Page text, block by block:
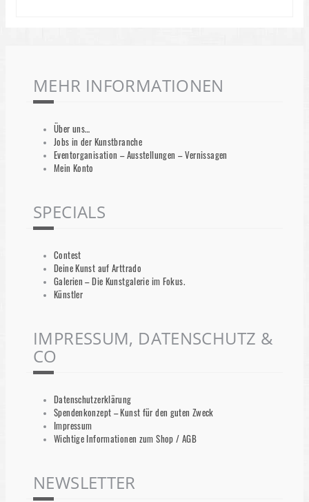
MEHR INFORMATIONEN
Über uns…
Jobs in der Kunstbranche
Eventorganisation – Ausstellungen – Vernissagen
Mein Konto
SPECIALS
Contest
Deine Kunst auf Arttrado
Galerien – Die Kunstgalerie im Fokus.
Künstler
IMPRESSUM, DATENSCHUTZ &
CO
Datenschutzerklärung
Spendenkonzept – Kunst für den guten Zweck
Impressum
Wichtige Informationen zum Shop / AGB
NEWSLETTER